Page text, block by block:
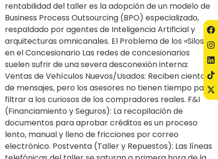
rentabilidad del taller es la adopción de un modelo de
Business Process Outsourcing (BPO) especializado,
respaldado por agentes de Inteligencia Artificial y
arquitecturas omnicanales. El Problema de los «Silos»
en el Concesionario Las redes de concesionarios
suelen sufrir de una severa desconexión interna:
Ventas de Vehículos Nuevos/Usados: Reciben cientos
de mensajes, pero los asesores no tienen tiempo para
filtrar a los curiosos de los compradores reales. F&I
(Financiamiento y Seguros): La recopilación de
documentos para aprobar créditos es un proceso
lento, manual y lleno de fricciones por correo
electrónico. Postventa (Taller y Repuestos): Las líneas